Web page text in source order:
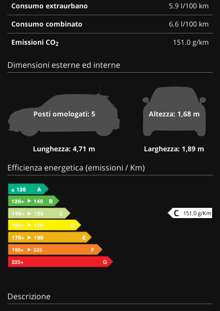
Consumo extraurbano
5.9 l/100 km
Consumo combinato
6.6 l/100 km
Emissioni CO2 151.0 g/km
Dimensioni esterne ed interne
Posti omologati: 5
Lunghezza: 4,71 m
Altezza: 1,68 m
Larghezza: 1,89 m
Efficienza energetica (emissioni / Km)
151.0 g/Km
Descrizione